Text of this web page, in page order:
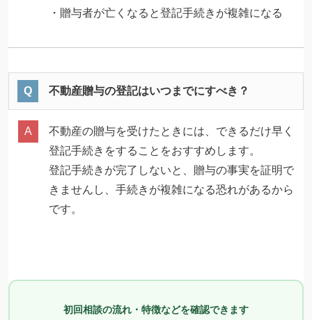
・贈与者が亡くなると登記手続きが複雑になる
不動産贈与の登記はいつまでにすべき？
不動産の贈与を受けたときには、できるだけ早く
登記手続きをすることをおすすめします。
登記手続きが完了しないと、贈与の事実を証明で
きませんし、手続きが複雑になる恐れがあるから
です。
初回相談の流れ・特徴などを確認できます